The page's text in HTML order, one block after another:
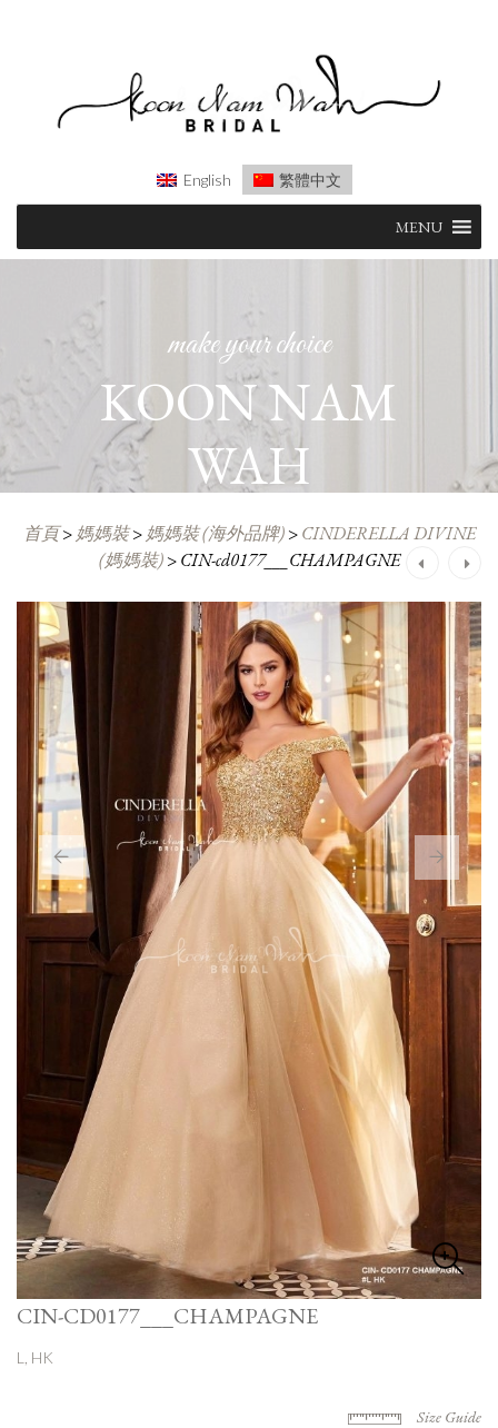
English 繁體中文
content
MENU
make your choice
KOON NAM
WAH
首頁> 媽媽裝> 媽媽裝 (海外品牌)> CINDERELLA DIVINE
(媽媽裝)>CIN-cd0177___CHAMPAGNE
Post
navigation
CIN-CD0177___CHAMPAGNE
L, HK
Size Guide